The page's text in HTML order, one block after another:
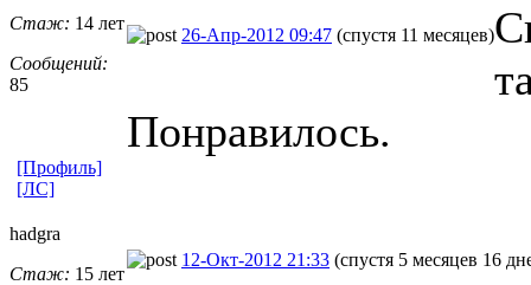
Стаж: 14 лет
Сообщений:
85
26-Апр-2012 09:47 (спустя 11 месяцев)
Понравилось.
[Профиль]
[ЛС]
hadgra
Стаж: 15 лет
12-Окт-2012 21:33 (спустя 5 месяцев 16